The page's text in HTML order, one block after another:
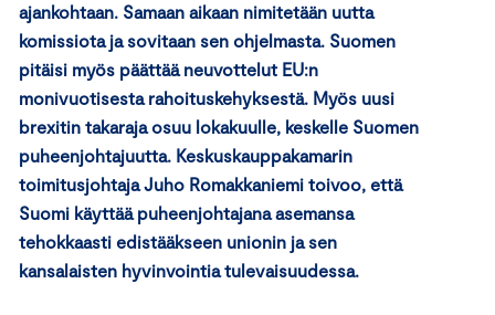
ajankohtaan. Samaan aikaan nimitetään uutta
komissiota ja sovitaan sen ohjelmasta. Suomen
pitäisi myös päättää neuvottelut EU:n
monivuotisesta rahoituskehyksestä. Myös uusi
brexitin takaraja osuu lokakuulle, keskelle Suomen
puheenjohtajuutta. Keskuskauppakamarin
toimitusjohtaja Juho Romakkaniemi toivoo, että
Suomi käyttää puheenjohtajana asemansa
tehokkaasti edistääkseen unionin ja sen
kansalaisten hyvinvointia tulevaisuudessa.